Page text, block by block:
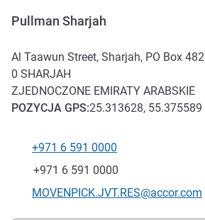
Pullman Sharjah
Al Taawun Street, Sharjah, PO Box 482
0 SHARJAH
ZJEDNOCZONE EMIRATY ARABSKIE
POZYCJA GPS:25.313628, 55.375589
Telefon
+971 6 591 0000
Faks
+971 6 591 0000
Kontaktowy adres e-mail
MOVENPICK.JVT.RES@accor.com